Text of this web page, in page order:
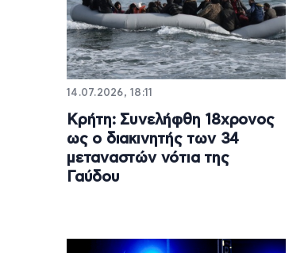
14.07.2026, 18:11
Κρήτη: Συνελήφθη 18χρονος
ως ο διακινητής των 34
μεταναστών νότια της
Γαύδου